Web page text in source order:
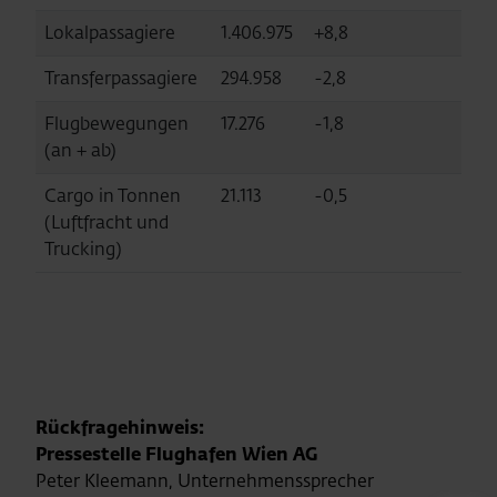
Lokalpassagiere 1.406.975 +8,8
Transferpassagiere
294.958 -2,8
Flugbewegungen
(an + ab)
17.276 -1,8
Cargo in Tonnen
(Luftfracht und
Trucking)
21.113 -0,5
Rückfragehinweis:
Pressestelle Flughafen Wien AG
Peter Kleemann, Unternehmenssprecher